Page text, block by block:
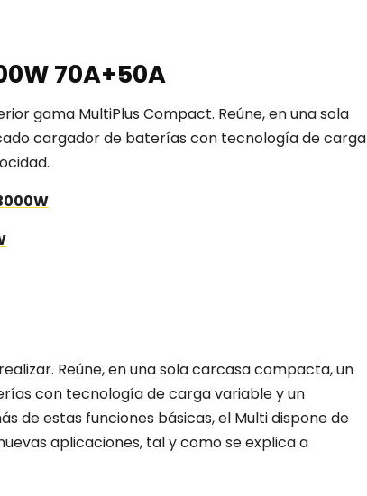
70A+50A
gama MultiPlus Compact. Reúne, en una sola
cargador de baterías con tecnología de carga
Reúne, en una sola carcasa compacta, un
con tecnología de carga variable y un
de estas funciones básicas, el Multi dispone de
aplicaciones, tal y como se explica a